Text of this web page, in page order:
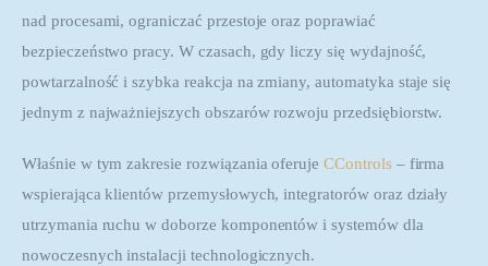
nad procesami, ograniczać przestoje oraz poprawiać
bezpieczeństwo pracy. W czasach, gdy liczy się wydajność,
powtarzalność i szybka reakcja na zmiany, automatyka staje się
jednym z najważniejszych obszarów rozwoju przedsiębiorstw.
Właśnie w tym zakresie rozwiązania oferuje CControls – firma
wspierająca klientów przemysłowych, integratorów oraz działy
utrzymania ruchu w doborze komponentów i systemów dla
nowoczesnych instalacji technologicznych.